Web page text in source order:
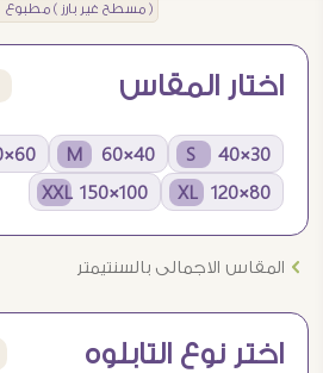
( مسطح غير بارز ) مطبوع
اختار المقاس
30×40 S
40×60 M
60×90 L
80×120 XL
100×150 XXL
Ö المقاس الاجمالى بالسنتيمتر
اختر نوع التابلوه